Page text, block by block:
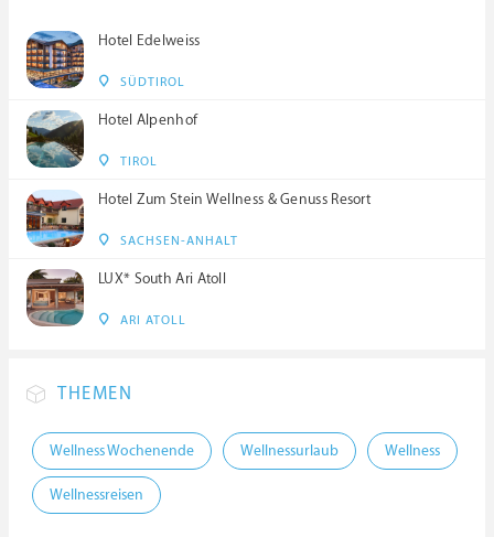
Hotel Edelweiss
SÜDTIROL
Hotel Alpenhof
TIROL
Hotel Zum Stein Wellness & Genuss Resort
SACHSEN-ANHALT
LUX* South Ari Atoll
ARI ATOLL
THEMEN
Wellness Wochenende Wellnessurlaub Wellness
Wellnessreisen